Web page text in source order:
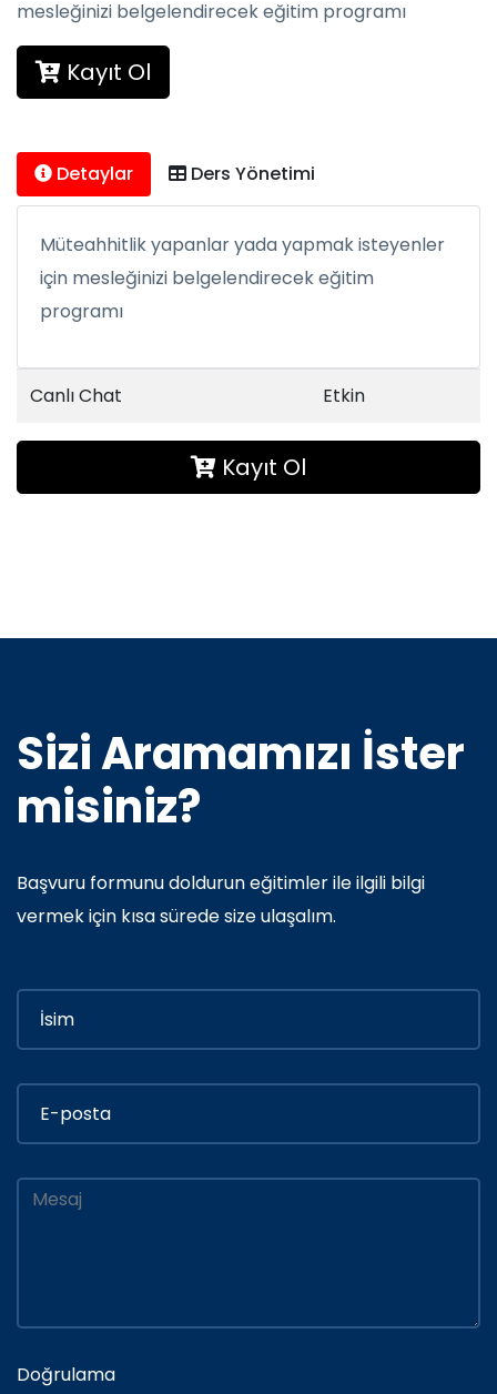
mesleğinizi belgelendirecek eğitim programı
Kayıt Ol
Detaylar Ders Yönetimi
Müteahhitlik yapanlar yada yapmak isteyenler
için mesleğinizi belgelendirecek eğitim
programı
Canlı Chat Etkin
Kayıt Ol
Sizi Aramamızı İster
misiniz?
Başvuru formunu doldurun eğitimler ile ilgili bilgi
vermek için kısa sürede size ulaşalım.
Doğrulama